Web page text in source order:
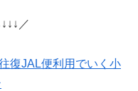
／
復JAL便利用でいく小